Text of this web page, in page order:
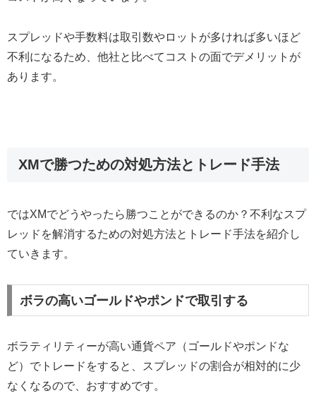
スプレッドや手数料は取引数やロットが多ければ多いほど
不利になるため、他社と比べてコストの面でデメリットが
あります。
XMで勝つための対処方法とトレード手法
ではXMでどうやったら勝つことができるのか？不利なスプ
レッドを解消するための対処方法とトレード手法を紹介し
ていきます。
ボラの高いゴールドやポンドで取引する
ボラティリティーが高い通貨ペア（ゴールドやポンドな
ど）でトレードをすると、スプレッドの割合が相対的に少
なくなるので、おすすめです。